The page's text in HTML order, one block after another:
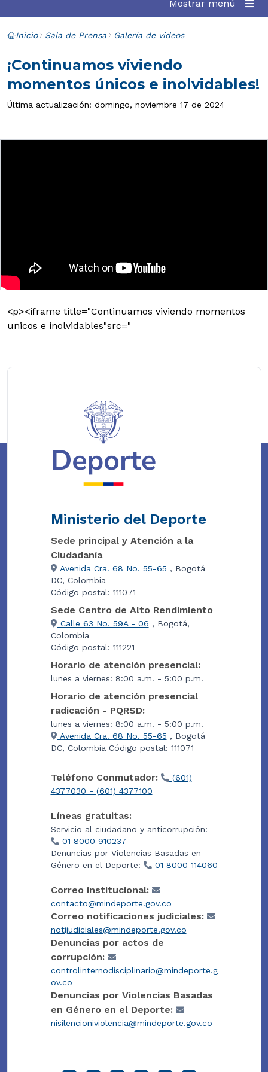
Mostrar menú
Inicio Sala de Prensa Galería de videos
¡Continuamos viviendo
momentos únicos e inolvidables!
Última actualización: domingo, noviembre 17 de 2024
<p><iframe title="Continuamos viviendo momentos
unicos e inolvidables"src="
Ministerio del Deporte
Sede principal y Atención a la
Ciudadanía
Avenida Cra. 68 No. 55-65 , Bogotá
DC, Colombia
Código postal: 111071
Sede Centro de Alto Rendimiento
Calle 63 No. 59A - 06 , Bogotá,
Colombia
Código postal: 111221
Horario de atención presencial:
lunes a viernes: 8:00 a.m. - 5:00 p.m.
Horario de atención presencial
radicación - PQRSD:
lunes a viernes: 8:00 a.m. - 5:00 p.m.
Avenida Cra. 68 No. 55-65 , Bogotá
DC, Colombia Código postal: 111071
Teléfono Conmutador:
(601)
4377030 - (601) 4377100
Líneas gratuitas:
Servicio al ciudadano y anticorrupción:
01 8000 910237
Denuncias por Violencias Basadas en
Género en el Deporte:
01 8000 114060
Correo institucional:
contacto@mindeporte.gov.co
Correo notificaciones judiciales:
notijudiciales@mindeporte.gov.co
Denuncias por actos de
corrupción:
controlinternodisciplinario@mindeporte.g
ov.co
Denuncias por Violencias Basadas
en Género en el Deporte:
nisilencioniviolencia@mindeporte.gov.co